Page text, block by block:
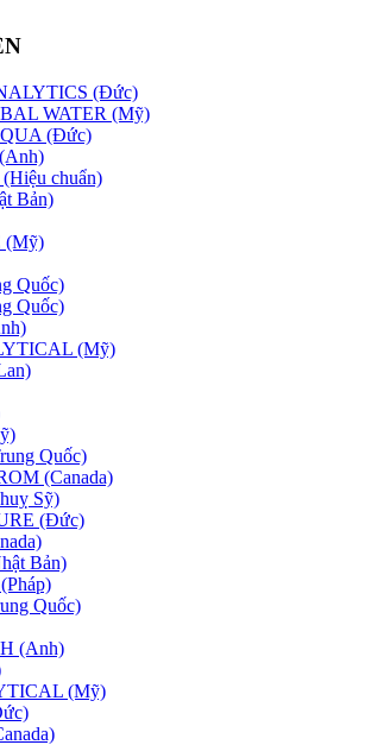
(Đức)
WATER (Mỹ)
(Đức)
chuẩn)
Bản)
(Mỹ)
Quốc)
Quốc)
(Mỹ)
Quốc)
(Canada)
Sỹ)
(Đức)
Bản)
Quốc)
(Anh)
(Mỹ)